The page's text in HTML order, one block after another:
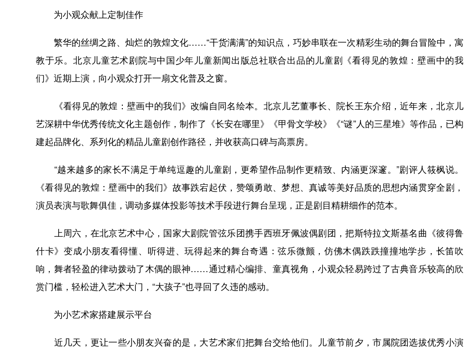
为小观众献上定制佳作
繁华的丝绸之路、灿烂的敦煌文化……“干货满满”的知识点，巧妙串联在一次精彩生动的舞台冒险中，寓
教于乐。北京儿童艺术剧院与中国少年儿童新闻出版总社联合出品的儿童剧《看得见的敦煌：壁画中的我
们》近期上演，向小观众打开一扇文化普及之窗。
《看得见的敦煌：壁画中的我们》改编自同名绘本。北京儿艺董事长、院长王东介绍，近年来，北京儿
艺深耕中华优秀传统文化主题创作，制作了《长安在哪里》《甲骨文学校》《“谜”人的三星堆》等作品，已构
建起品牌化、系列化的精品儿童剧创作路径，并收获高口碑与高票房。
“越来越多的家长不满足于单纯逗趣的儿童剧，更希望作品制作更精致、内涵更深邃。”剧评人筱枫说。
《看得见的敦煌：壁画中的我们》故事跌宕起伏，赞颂勇敢、梦想、真诚等美好品质的思想内涵贯穿全剧，
演员表演与歌舞俱佳，调动多媒体投影等技术手段进行舞台呈现，正是剧目精耕细作的范本。
上周六，在北京艺术中心，国家大剧院管弦乐团携手西班牙佩波偶剧团，把斯特拉文斯基名曲《彼得鲁
什卡》变成小朋友看得懂、听得进、玩得起来的舞台奇遇：弦乐微颤，仿佛木偶跌跌撞撞地学步，长笛吹
响，舞者轻盈的律动拨动了木偶的眼神……通过精心编排、童真视角，小观众轻易跨过了古典音乐较高的欣
赏门槛，轻松进入艺术大门，“大孩子”也寻回了久违的感动。
为小艺术家搭建展示平台
近几天，更让一些小朋友兴奋的是，大艺术家们把舞台交给他们。儿童节前夕，市属院团选拔优秀小演